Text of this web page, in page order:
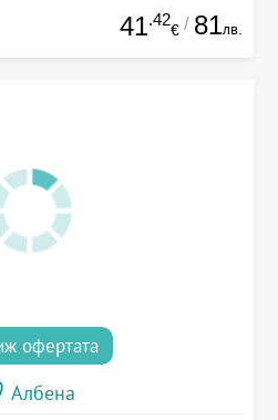
41.42
€ / 81лв.
офертата
Албена